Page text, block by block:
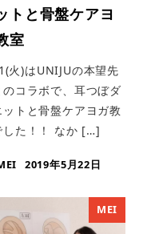
トと骨盤ケアヨ
室
火)はUNIJUの本望先
のコラボで、耳つぼダ
ットと骨盤ケアヨガ教
した！！ なか […]
2019年5月22日
MEI